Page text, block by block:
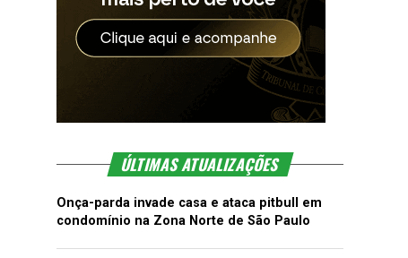
ÚLTIMAS ATUALIZAÇÕES
Onça-parda invade casa e ataca pitbull em
condomínio na Zona Norte de São Paulo